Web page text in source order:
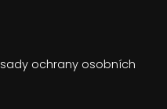
ochrany osobních